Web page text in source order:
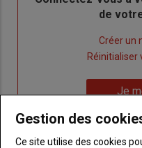
de
Créer un
de
passe"
Réinitialiser
me
connecte"
Je
Gestion des
Ce site utilise des cookies